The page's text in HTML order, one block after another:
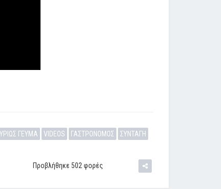
ΓΕΥΜΑ VIDEOS ΓΑΣΤΡΟΝΟΜΟΣ
ΣΥΝΤΑΓΗ
Προβλήθηκε 502 φορές